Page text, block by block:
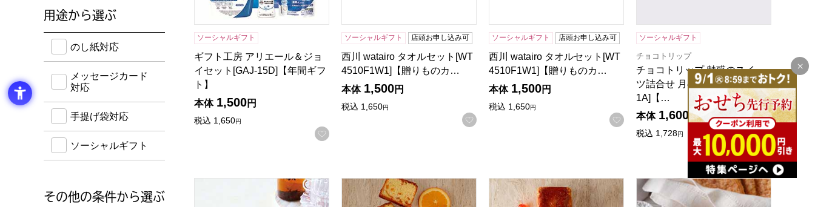
ソーシャルギフト
ギフト工房 アリエール＆ジョ
イセット[GAJ-15D]【年間ギフ
ト】
本体 1,500円
税込 1,650円
お気に入りに登録する
ソーシャルギフト 店頭お申し込み可
西川 watairo タオルセット[WT
4510F1W1]【贈りものカ…
本体 1,500円
税込 1,650円
お気に入りに登録する
ソーシャルギフト 店頭お申し込み可
西川 watairo タオルセット[WT
4510F1W1]【贈りものカ…
本体 1,500円
税込 1,650円
お気に入りに登録する
ソーシャルギフト
チョコトリップ
チョコトリップ 魅惑のスイー
ツ詰合せ 月のサーカス[CHB-1
1A]【…
本体 1,600円
税込 1,728円
お気に入
東京風月堂 ゴーフレット 36枚入[GF15]【年間ギフト】ホテルニューオータニ オレンジケーキ(1本)[O-17]【年間ギフト】ホテルニューオータニ フルーツケーキ(1本)[F-17]【年間ギフト】
ホテルニューオータニ リーフパイ(プレ
用途から選ぶ
のし紙・メッセージカード・手提げ袋に対応している商品から絞りこむことができます。
のし紙対応
メッセージカード
対応
手提げ袋対応
ソーシャルギフト
その他の条件から選ぶ